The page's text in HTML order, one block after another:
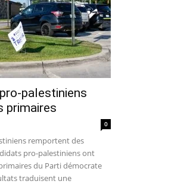
palestiniens
primaires
0
remportent des
pro-palestiniens ont
du Parti démocrate
traduisent une